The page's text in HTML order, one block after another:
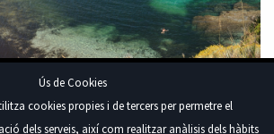
Ús de Cookies
cookies propies i de tercers per permetre el
dels serveis, així com realitzar anàlisis dels hàbits